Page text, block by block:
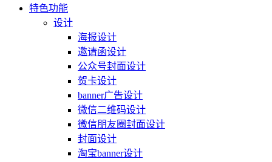
特色功能
设计
海报设计
邀请函设计
公众号封面设计
贺卡设计
banner广告设计
微信二维码设计
微信朋友圈封面设计
封面设计
淘宝banner设计